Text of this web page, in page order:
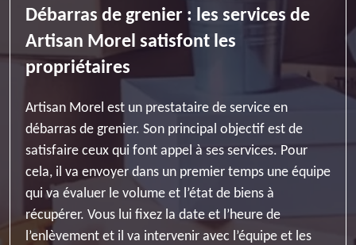
Débarras de grenier : les services de
Artisan Morel satisfont les
propriétaires
Artisan Morel est un prestataire de service en
débarras de grenier. Son principal objectif est de
satisfaire ceux qui font appel à ses services. Pour
cela, il va envoyer dans un premier temps une équipe
qui va évaluer le volume et l’état de biens à
récupérer. Vous lui fixez la date et l’heure de
l’enlèvement et il va intervenir avec l’équipe et les